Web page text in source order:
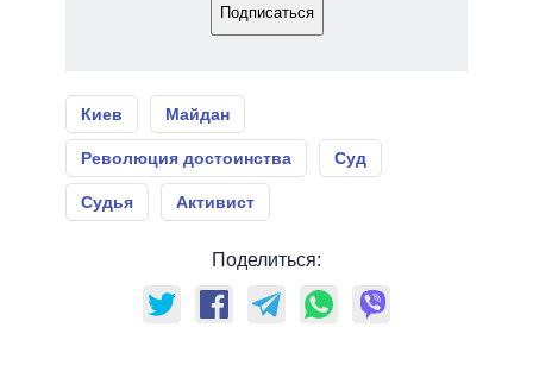
Подписаться
Киев Майдан
Революция достоинства Суд
Судья Активист
Поделиться: